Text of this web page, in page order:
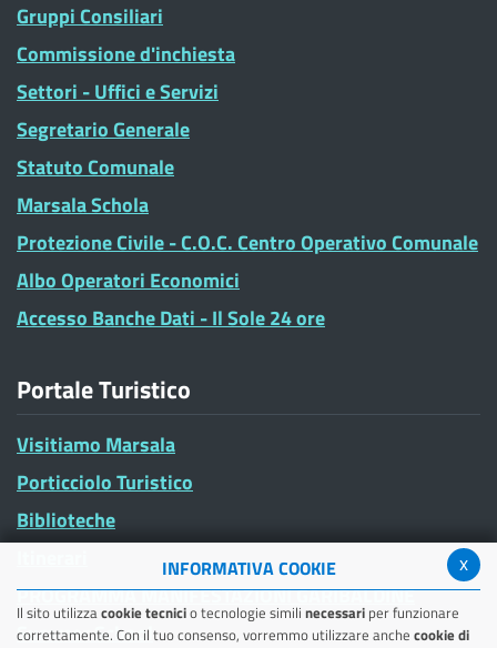
Gruppi Consiliari
Commissione d'inchiesta
Settori - Uffici e Servizi
Segretario Generale
Statuto Comunale
Marsala Schola
Protezione Civile - C.O.C. Centro Operativo Comunale
Albo Operatori Economici
Accesso Banche Dati - Il Sole 24 ore
Portale Turistico
Visitiamo Marsala
Porticciolo Turistico
Biblioteche
PROGRAMMA MANIFESTAZIONI GARIBALDINE
Summer School
x
INFORMATIVA COOKIE
Il sito utilizzacookie tecnicio tecnologie simili necessari per funzionare
correttamente. Con il tuo consenso, vorremmo utilizzare anche cookie di